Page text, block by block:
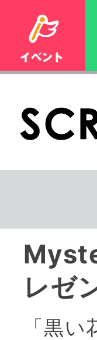
レゼ
「黒